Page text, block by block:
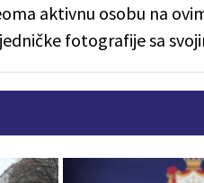
aktivnu osobu na
fotografije sa